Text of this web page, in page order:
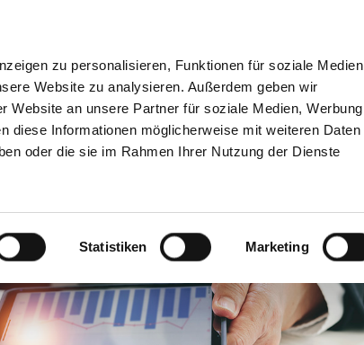
zu personalisieren, Funktionen für soziale Medien
Website zu analysieren. Außerdem geben wir
Website an unsere Partner für soziale Medien, Werbung
diese Informationen möglicherweise mit weiteren Daten
oder die sie im Rahmen Ihrer Nutzung der Dienste
Statistiken Marketing
INFORMIEREN SPAREN & PARTNER